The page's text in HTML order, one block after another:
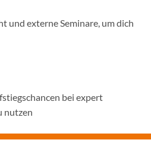
und externe Seminare, um dich
bei expert
nutzen